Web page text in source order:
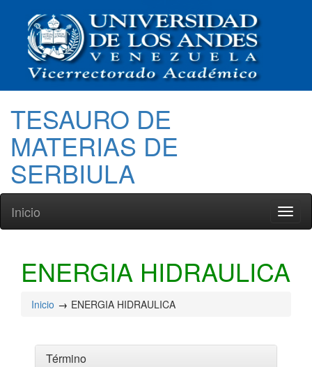
TESAURO DE
MATERIAS DE
SERBIULA
Inicio
ENERGIA HIDRAULICA
Inicio ENERGIA HIDRAULICA
Término